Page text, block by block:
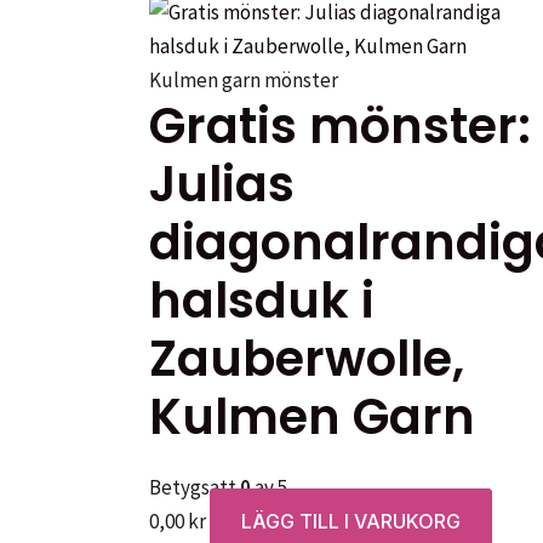
Kulmen garn mönster
Gratis mönster:
Julias
halsduk i
Zauberwolle,
Kulmen Garn
Betygsatt0av 5
0,00kr LÄGG TILL I VARUKORG